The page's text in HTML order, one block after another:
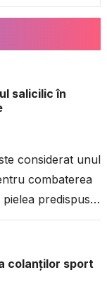
salicilic în
considerat unul
combaterea
predispusă
colanților sport